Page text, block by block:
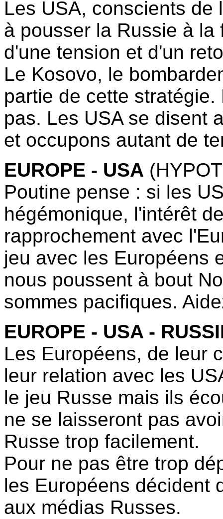
Les USA, conscients
à pousser la Russie à
d'une tension et d'un
Le Kosovo, le
partie de cette
pas. Les USA se disent
et occupons autant de
EUROPE - USA
Poutine pense : si les
hégémonique, l'intérêt
rapprochement avec
jeu avec les Européens
nous poussent à bout
sommes pacifiques.
EUROPE - USA -
Les Européens, de leur
leur relation avec les
le jeu Russe mais ils
ne se laisseront pas
Russe trop facilement.
Pour ne pas être trop
les Européens décident
aux médias Russes.